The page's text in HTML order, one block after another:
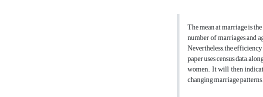
The mean at marriage is
number of marriages and
Nevertheless, the
paper uses census data,
women. It will then
changing marriage patterns.